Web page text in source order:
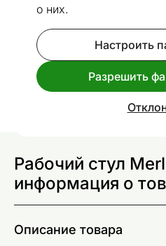
о них.
Настроить
Разрешить
Код 487985
Спроси
Рабочий стул
информация о
Описание товара